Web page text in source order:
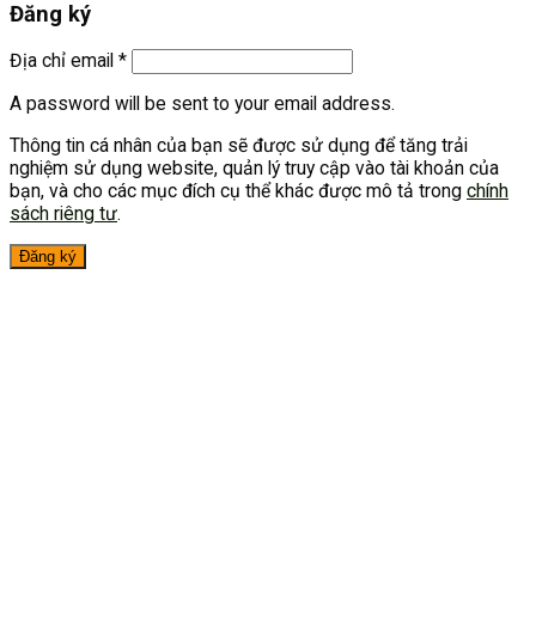
Đăng ký
Địa chỉ email *
A password will be sent to your email address.
Thông tin cá nhân của bạn sẽ được sử dụng để tăng trải
nghiệm sử dụng website, quản lý truy cập vào tài khoản của
bạn, và cho các mục đích cụ thể khác được mô tả trong chính
sách riêng tư.
Đăng ký